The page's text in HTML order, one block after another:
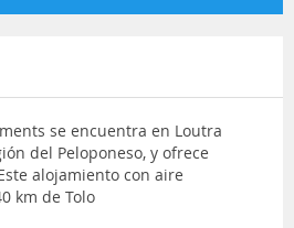
se encuentra en Loutra
del Peloponeso, y ofrece
alojamiento con aire
km de Tolo